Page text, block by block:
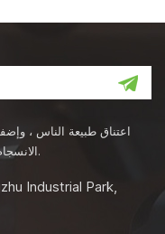
الانسجام في البيئة. وراء الاحتياجات ، نتطلع إلى الأفعال.